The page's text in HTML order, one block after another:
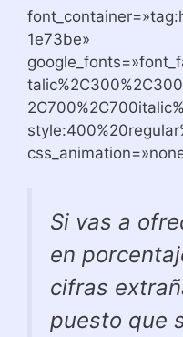
1e73be»
Si vas a
en
cifras
puesto que